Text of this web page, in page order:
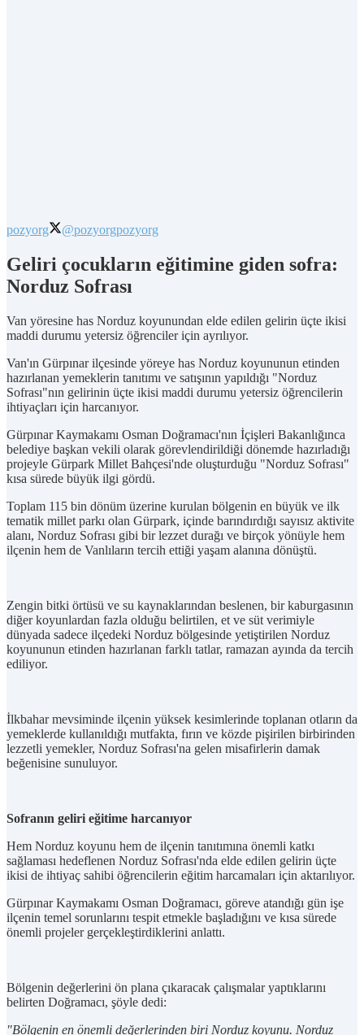
pozyorg @pozyorgpozyorg
Geliri çocukların eğitimine giden sofra:
Norduz Sofrası
Van yöresine has Norduz koyunundan elde edilen gelirin üçte ikisi
maddi durumu yetersiz öğrenciler için ayrılıyor.
Van'ın Gürpınar ilçesinde yöreye has Norduz koyununun etinden
hazırlanan yemeklerin tanıtımı ve satışının yapıldığı "Norduz
Sofrası"nın gelirinin üçte ikisi maddi durumu yetersiz öğrencilerin
ihtiyaçları için harcanıyor.
Gürpınar Kaymakamı Osman Doğramacı'nın İçişleri Bakanlığınca
belediye başkan vekili olarak görevlendirildiği dönemde hazırladığı
projeyle Gürpark Millet Bahçesi'nde oluşturduğu "Norduz Sofrası"
kısa sürede büyük ilgi gördü.
Toplam 115 bin dönüm üzerine kurulan bölgenin en büyük ve ilk
tematik millet parkı olan Gürpark, içinde barındırdığı sayısız aktivite
alanı, Norduz Sofrası gibi bir lezzet durağı ve birçok yönüyle hem
ilçenin hem de Vanlıların tercih ettiği yaşam alanına dönüştü.
Zengin bitki örtüsü ve su kaynaklarından beslenen, bir kaburgasının
diğer koyunlardan fazla olduğu belirtilen, et ve süt verimiyle
dünyada sadece ilçedeki Norduz bölgesinde yetiştirilen Norduz
koyununun etinden hazırlanan farklı tatlar, ramazan ayında da tercih
ediliyor.
İlkbahar mevsiminde ilçenin yüksek kesimlerinde toplanan otların da
yemeklerde kullanıldığı mutfakta, fırın ve közde pişirilen birbirinden
lezzetli yemekler, Norduz Sofrası'na gelen misafirlerin damak
beğenisine sunuluyor.
Sofranın geliri eğitime harcanıyor
Hem Norduz koyunu hem de ilçenin tanıtımına önemli katkı
sağlaması hedeflenen Norduz Sofrası'nda elde edilen gelirin üçte
ikisi de ihtiyaç sahibi öğrencilerin eğitim harcamaları için aktarılıyor.
Gürpınar Kaymakamı Osman Doğramacı, göreve atandığı gün işe
ilçenin temel sorunlarını tespit etmekle başladığını ve kısa sürede
önemli projeler gerçekleştirdiklerini anlattı.
Bölgenin değerlerini ön plana çıkaracak çalışmalar yaptıklarını
belirten Doğramacı, şöyle dedi:
"Bölgenin en önemli değerlerinden biri Norduz koyunu. Norduz